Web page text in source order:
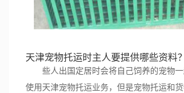
天津宠物托运时主人要提供哪些资料？
些人出国定居时会将自己饲养的宠物
使用天津宠物托运业务，但是宠物托运和